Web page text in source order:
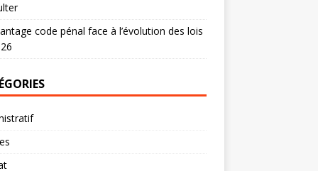
code pénal face à l’évolution des lois